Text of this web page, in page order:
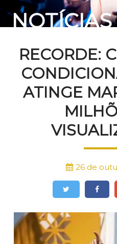
NOTÍCIAS
RECORDE:
ATINGE
26 de